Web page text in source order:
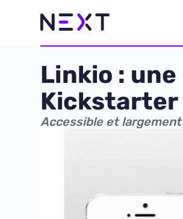
Linkio :
Kickstarter
Accessible et